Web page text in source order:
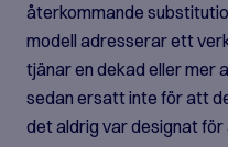
återkommande
modell adresserar ett
tjänar en dekad eller mer
sedan ersatt inte för att
det aldrig var designat